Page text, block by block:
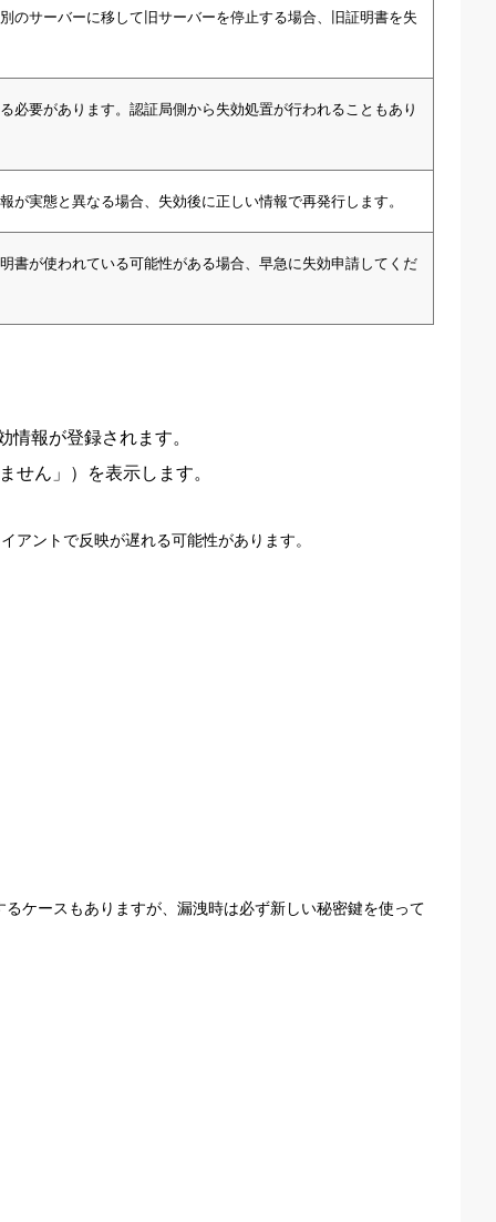
のサーバーに移して旧サーバーを停止する場合、旧証明書を失
必要があります。認証局側から失効処置が行われることもあり
実態と異なる場合、失効後に正しい情報で再発行します。
書が使われている可能性がある場合、早急に失効申請してくだ
情報が登録されます。
せん」）を表示します。
ントで反映が遅れる可能性があります。
ケースもありますが、漏洩時は必ず新しい秘密鍵を使って